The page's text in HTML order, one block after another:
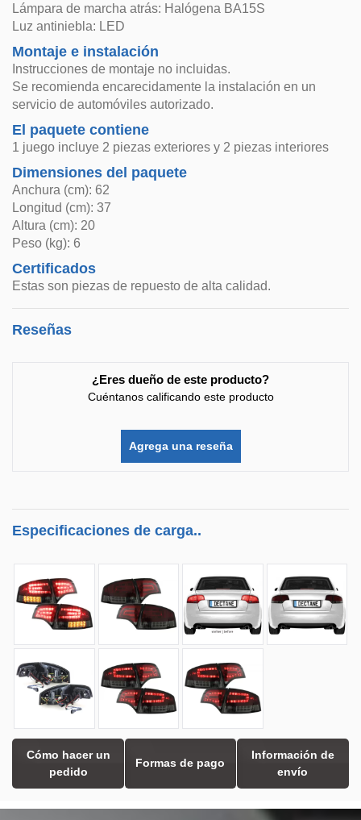
Lámpara de marcha atrás: Halógena BA15S
Luz antiniebla: LED
Montaje e instalación
Instrucciones de montaje no incluidas.
Se recomienda encarecidamente la instalación en un
servicio de automóviles autorizado.
El paquete contiene
1 juego incluye 2 piezas exteriores y 2 piezas interiores
Dimensiones del paquete
Anchura (cm): 62
Longitud (cm): 37
Altura (cm): 20
Peso (kg): 6
Certificados
Estas son piezas de repuesto de alta calidad.
Reseñas
¿Eres dueño de este producto?
Cuéntanos calificando este producto
Agrega una reseña
Especificaciones de carga..
Cómo hacer un
pedido
Formas de pago
Información de
envío